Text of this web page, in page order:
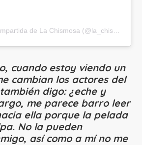
cuando estoy viendo un
cambian los actores del
digo: ¿eche y
me parece barro leer
ella porque la pelada
No la pueden
así como a mí no me